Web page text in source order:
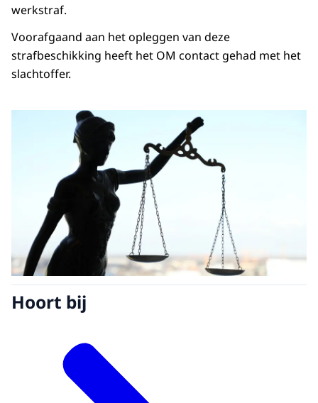
werkstraf.
Voorafgaand aan het opleggen van deze
strafbeschikking heeft het OM contact gehad met het
slachtoffer.
Hoort bij